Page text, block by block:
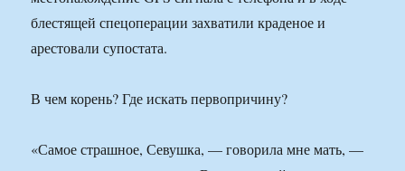
блестящей спецоперации захватили краденое и
арестовали супостата.
В чем корень? Где искать первопричину?
«Самое страшное, Севушка, — говорила мне мать, —